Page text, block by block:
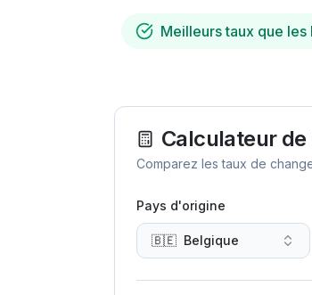
Meilleurs taux que
Calculateur de
Comparez les taux de
Pays d'origine
🇧🇪 Belgique